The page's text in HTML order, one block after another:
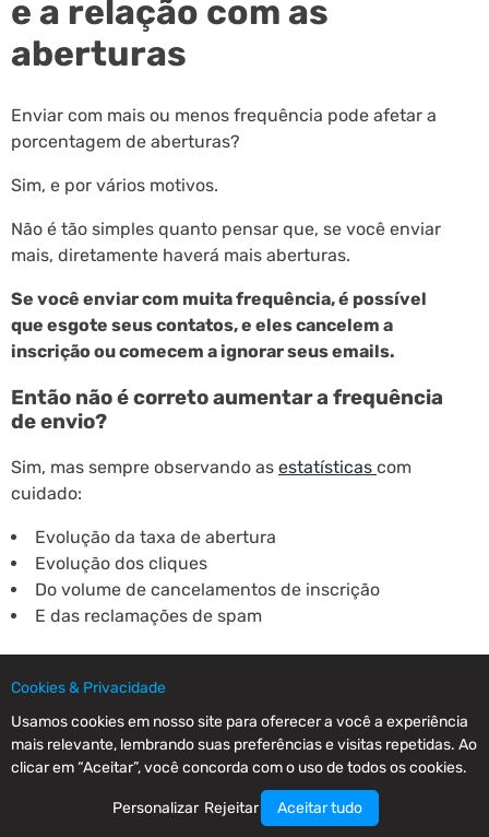
e a relação com as
aberturas
Enviar com mais ou menos frequência pode afetar a
porcentagem de aberturas?
Sim, e por vários motivos.
Não é tão simples quanto pensar que, se você enviar
mais, diretamente haverá mais aberturas.
Se você enviar com muita frequência, é possível
que esgote seus contatos, e eles cancelem a
inscrição ou comecem a ignorar seus emails.
Então não é correto aumentar a frequência
de envio?
Sim, mas sempre observando as estatísticas com
cuidado:
Evolução da taxa de abertura
Evolução dos cliques
Do volume de cancelamentos de inscrição
E das reclamações de spam
taxa de aberturas e os cliques, e os negativos, como os
cancelamentos e as reclamações de spam, se
mantiverem estáveis, você pode pensar em aumentar
a frequência e observar.
Cuidado ao reduzir muito a frequência!
Cookies & Privacidade
Usamos cookies em nosso site para oferecer a você a experiência
mais relevante, lembrando suas preferências e visitas repetidas. Ao
clicar em “Aceitar”, você concorda com o uso de todos os cookies.
Personalizar Rejeitar Aceitar tudo